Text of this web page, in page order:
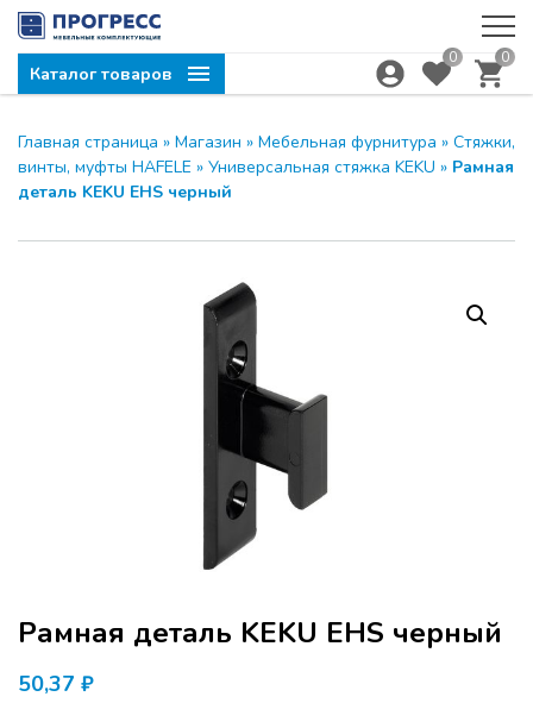
Каталог товаров
0 0
Главная страница » Магазин » Мебельная фурнитура » Стяжки,
винты, муфты HAFELE » Универсальная стяжка KEKU » Рамная
деталь KEKU EHS черный
Рамная деталь KEKU EHS черный
50,37 ₽